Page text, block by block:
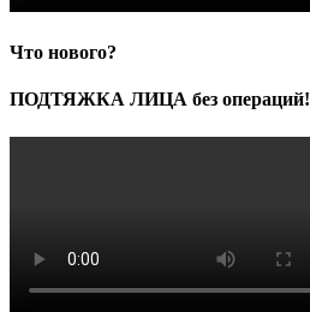
Что нового?
ПОДТЯЖКА ЛИЦА без операций!